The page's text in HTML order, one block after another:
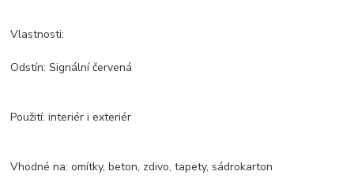
Vlastnosti:
Odstín: Signální červená
Použití: interiér i exteriér
Vhodné na: omítky, beton, zdivo, tapety, sádrokarton